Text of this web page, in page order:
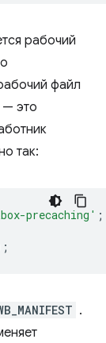
рабочий
файл
— это
так:
precaching' ;
.